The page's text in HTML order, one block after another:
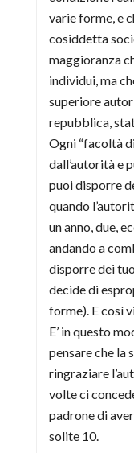
varie forme, e
cosiddetta
maggioranza
individui, ma
superiore
repubblica,
Ogni “facoltà
dall’autorità e
puoi disporre
quando
un anno, due,
andando a
disporre dei
decide di
forme). E così
E’ in questo
pensare che la
ringraziare
volte ci
padrone di
solite 10.